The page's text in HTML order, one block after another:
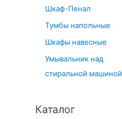
Шкаф-Пенал
Тумбы напольные
Шкафы навесные
Умывальник над
стиральной машиной
Каталог